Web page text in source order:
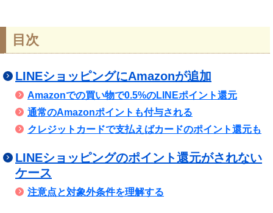
目次
LINEショッピングにAmazonが追加
Amazonでの買い物で0.5%のLINEポイント還元
通常のAmazonポイントも付与される
クレジットカードで支払えばカードのポイント還元も
LINEショッピングのポイント還元がされない
ケース
注意点と対象外条件を理解する